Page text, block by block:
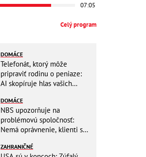
07:05
Celý program
DOMÁCE
Telefonát, ktorý môže
pripraviť rodinu o peniaze:
AI skopíruje hlas vašich
jednoduchý trik
DOMÁCE
NBS upozorňuje na
problémovú spoločnosť:
Nemá oprávnenie, klienti sa
ZAHRANIČNÉ